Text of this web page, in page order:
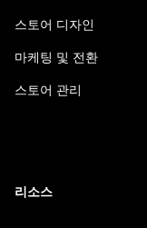
스토어 디자인
마케팅 및 전환
스토어 관리
리소스